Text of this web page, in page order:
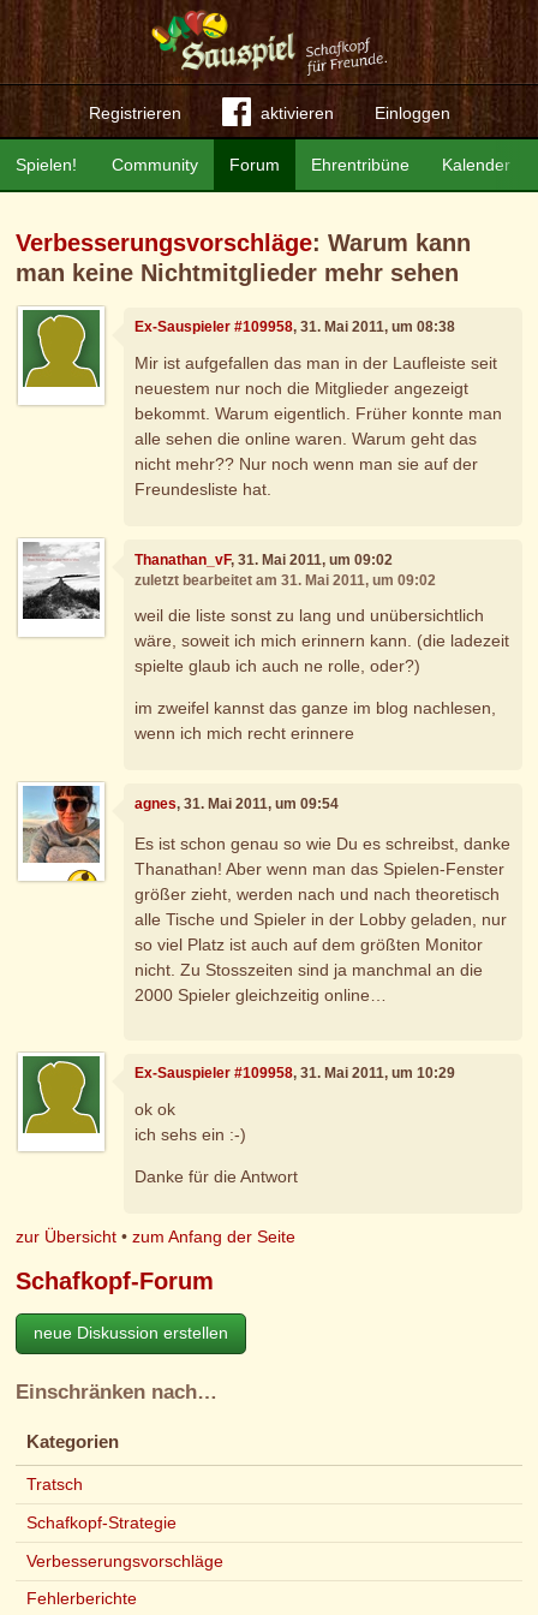
Registrieren aktivieren Einloggen
Community Forum Ehrentribüne Kalender
Spielen!
Verbesserungsvorschläge: Warum kann
man keine Nichtmitglieder mehr sehen
Ex-Sauspieler #109958, 31. Mai 2011, um 08:38
Mir ist aufgefallen das man in der Laufleiste seit
neuestem nur noch die Mitglieder angezeigt
bekommt. Warum eigentlich. Früher konnte man
alle sehen die online waren. Warum geht das
nicht mehr?? Nur noch wenn man sie auf der
Freundesliste hat.
Thanathan_vF, 31. Mai 2011, um 09:02
zuletzt bearbeitet am 31. Mai 2011, um 09:02
weil die liste sonst zu lang und unübersichtlich
wäre, soweit ich mich erinnern kann. (die ladezeit
spielte glaub ich auch ne rolle, oder?)
im zweifel kannst das ganze im blog nachlesen,
wenn ich mich recht erinnere
agnes, 31. Mai 2011, um 09:54
Es ist schon genau so wie Du es schreibst, danke
Thanathan! Aber wenn man das Spielen-Fenster
größer zieht, werden nach und nach theoretisch
alle Tische und Spieler in der Lobby geladen, nur
so viel Platz ist auch auf dem größten Monitor
nicht. Zu Stosszeiten sind ja manchmal an die
2000 Spieler gleichzeitig online…
Ex-Sauspieler #109958, 31. Mai 2011, um 10:29
ok ok
ich sehs ein :-)
Danke für die Antwort
zur Übersicht •zum Anfang der Seite
Schafkopf-Forum
neue Diskussion erstellen
Einschränken nach…
Kategorien
Tratsch
Schafkopf-Strategie
Verbesserungsvorschläge
Fehlerberichte